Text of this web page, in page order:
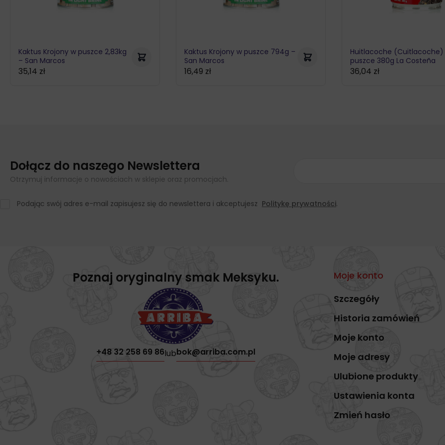
Kaktus Krojony w puszce 2,83kg
– San Marcos
35,14 zł
Kaktus Krojony w puszce 794g –
San Marcos
16,49 zł
Huitlacoche (Cuitlacoche)
puszce 380g La Costeña
36,04 zł
Dołącz do naszego Newslettera
Otrzymuj informacje o nowościach w sklepie oraz promocjach.
Podając swój adres e-mail zapisujesz się do newslettera i akceptujesz Politykę prywatności.
Poznaj oryginalny smak Meksyku.
+48 32 258 69 86lubbok@arriba.com.pl
Moje konto
Szczegóły
Historia zamówień
Moje konto
Moje adresy
Ulubione produkty
Ustawienia konta
Zmień hasło